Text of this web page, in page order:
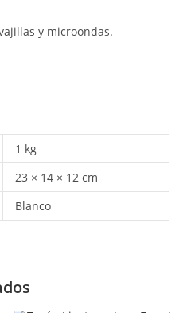
y microondas.
1 kg
23 × 14 × 12 cm
Blanco